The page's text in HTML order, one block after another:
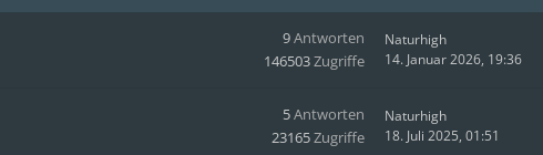
9Antworten
146503Zugriffe
Naturhigh
14. Januar 2026, 19:36
5Antworten
23165Zugriffe
Naturhigh
18. Juli 2025, 01:51